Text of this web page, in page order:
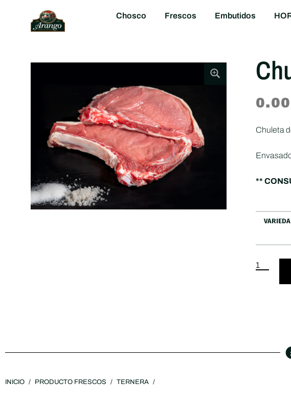
Chosco Frescos Embutidos
0.00
Chuleta
**
INICIO / PRODUCTO FRESCOS / TERNERA /